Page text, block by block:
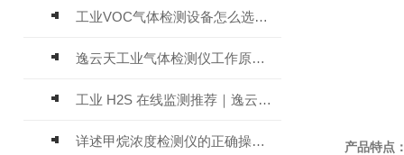
工业VOC气体检测设备怎么选？主流仪器实测参考
逸云天工业气体检测仪工作原理与选型标准详解
工业 H2S 在线监测推荐｜逸云天 MIC-600-H2S 固定式硫化氢检测仪评测
详述甲烷浓度检测仪的正确操作使用方法
产品特点